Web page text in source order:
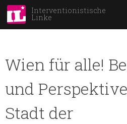
Skip to
content
Interventionistische
Linke
Wien für alle!
und
Stadt der